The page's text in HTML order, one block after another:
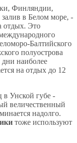
Финляндии,
в Белом море, -
отдых. Это
Балтийского
полуострова
наиболее
на отдых до 12
Унской губе -
величественный
надолго.
тоже используют